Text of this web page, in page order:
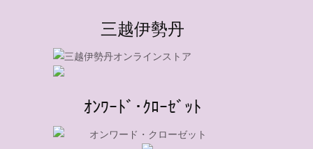
三越伊勢丹
ｵﾝﾜｰﾄﾞ･ｸﾛｰｾﾞｯﾄ